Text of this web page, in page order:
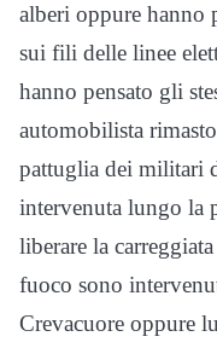
alberi oppure
sui fili delle linee
hanno pensato gli
automobilista
pattuglia dei militari
intervenuta lungo la
liberare la
fuoco sono
Crevacuore oppure